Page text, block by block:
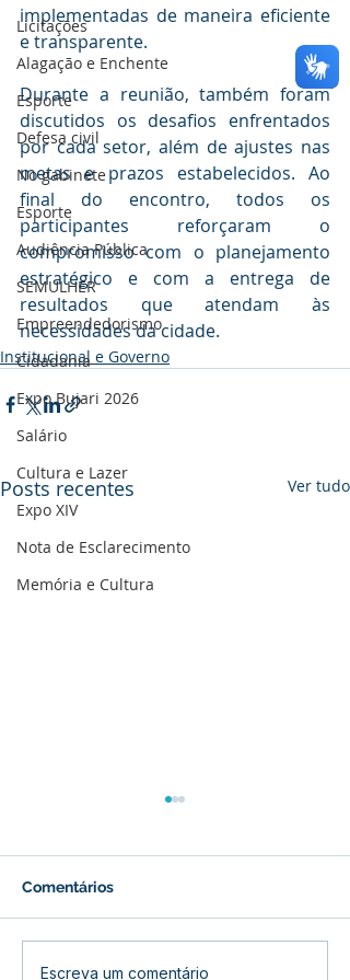
Licitações
Alagação e Enchente
Esporte
Defesa civil
No gabinete
Esporte
Audiência Pública
SEMULHER
Empreendedorismo
Cidadania
Expo Bujari 2026
Salário
Cultura e Lazer
Expo XIV
Nota de Esclarecimento
Memória e Cultura
implementadas de maneira eficiente
e transparente.
Durante a reunião, também foram
discutidos os desafios enfrentados
por cada setor, além de ajustes nas
metas e prazos estabelecidos. Ao
final do encontro, todos os
participantes reforçaram o
compromisso com o planejamento
estratégico e com a entrega de
resultados que atendam às
necessidades da cidade.
Institucional e Governo
Posts recentes Ver tudo
Prefeitura de Bujari
Comentários
Escreva um comentário